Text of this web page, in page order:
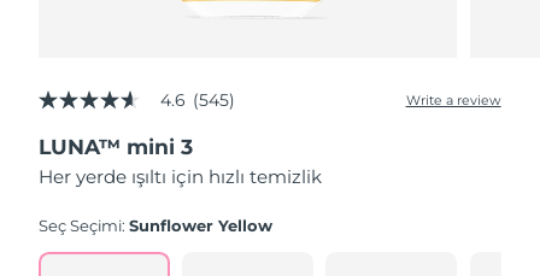
4.6
of
5
stars,
rating
Read
4.6 (545) Write a review
LUNA™ mini 3
Her yerde ışıltı için hızlı temizlik
Seç Seçimi:Sunflower Yellow